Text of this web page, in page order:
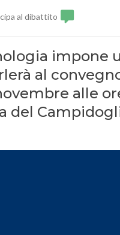
al dibattito
impone
al
alle
del